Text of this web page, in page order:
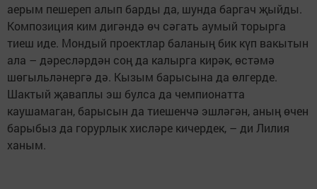
аерым пешереп алып барды да, шунда баргач җыйды.
Композиция ким дигәндә өч сәгать аумый торырга
тиеш иде. Мондый проектлар баланың бик күп вакытын
ала – дәресләрдән соң да калырга кирәк, өстәмә
шөгыльләнергә дә. Кызым барысына да өлгерде.
Шактый җаваплы эш булса да чемпионатта
каушамаган, барысын да тиешенчә эшләгән, аның өчен
барыбыз да горурлык хисләре кичердек, – ди Лилия
ханым.